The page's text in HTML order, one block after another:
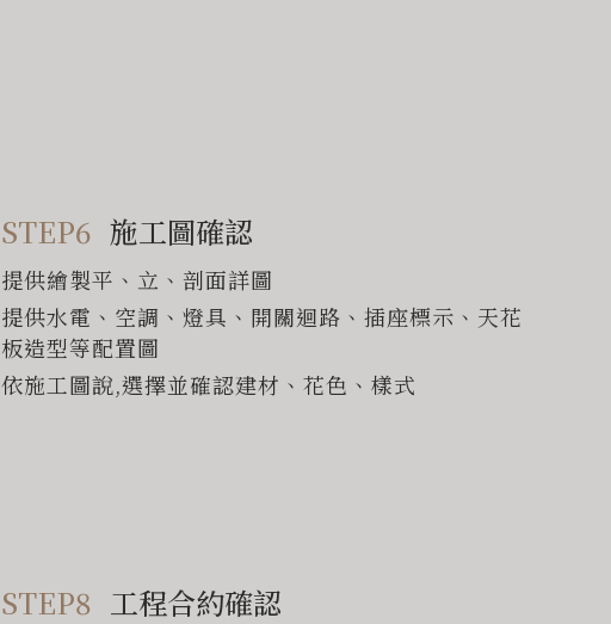
STEP6 施工圖確認
提供繪製平、立、剖面詳圖
提供水電、空調、燈具、開關迴路、插座標示、天花
板造型等配置圖
依施工圖說,選擇並確認建材、花色、樣式
STEP8 工程合約確認